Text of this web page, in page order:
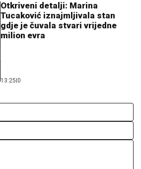
Otkriveni detalji: Marina
Tucaković iznajmljivala stan
gdje je čuvala stvari vrijedne
milion evra
13:25 0